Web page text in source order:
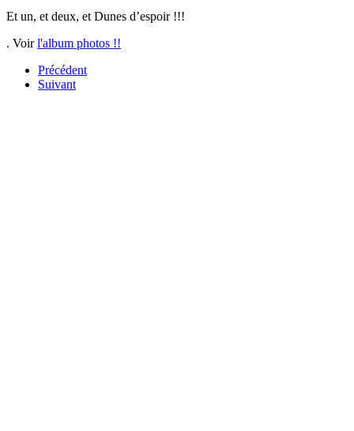
Et un, et deux, et Dunes d’espoir !!!
. Voirl'album photos !!
Précédent
Suivant